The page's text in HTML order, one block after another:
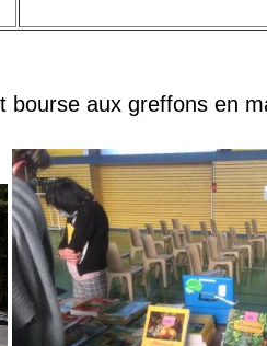
bourse aux greffonsen